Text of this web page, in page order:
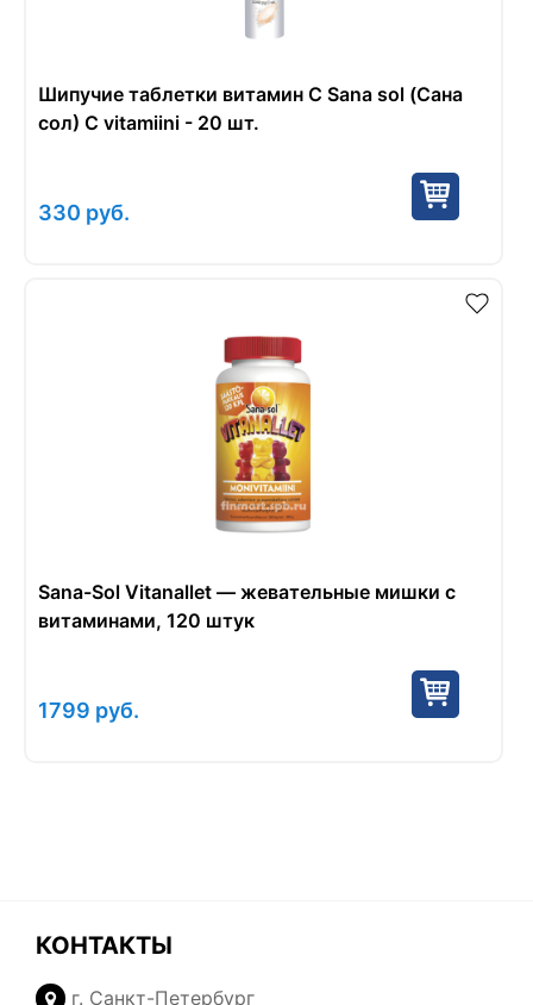
Шипучие таблетки витамин С Sana sol (Сана
сол) C vitamiini - 20 шт.
330 руб.
Sana-Sol Vitanallet — жевательные мишки с
витаминами, 120 штук
1799 руб.
КОНТАКТЫ
г. Санкт-Петербург